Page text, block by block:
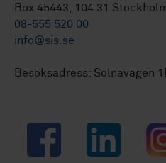
Box 45443, 104 31
08-555 520 00
info@sis.se
Besöksadress: Solnavägen
Facebook LinkedIn